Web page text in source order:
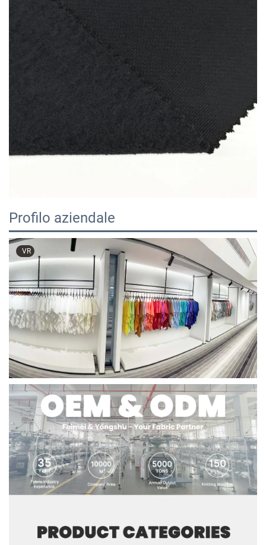
Profilo aziendale
VR